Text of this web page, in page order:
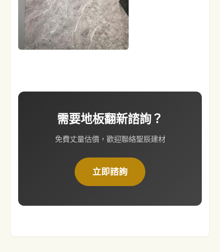
需要地板翻新諮詢？
免費丈量估價，歡迎聯絡聖辰建材
立即諮詢